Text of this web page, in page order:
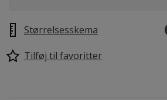
Størrelsesskema
Tilføj til favoritter